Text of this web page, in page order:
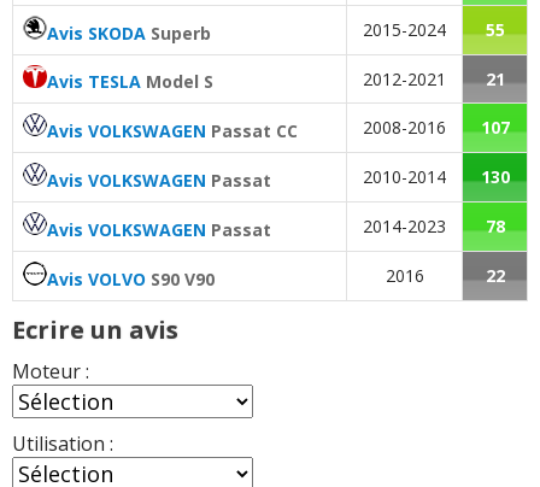
Avis SKODA Superb 2015-2024 55
Avis TESLA Model S 2012-2021 21
Avis VOLKSWAGEN Passat CC 2008-2016 107
Avis VOLKSWAGEN Passat 2010-2014 130
Avis VOLKSWAGEN Passat 2014-2023 78
Avis VOLVO S90 V90 2016 22
Ecrire un avis
Moteur :
Utilisation :